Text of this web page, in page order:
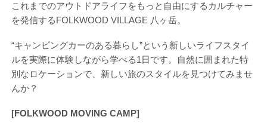
これまでのアウトドアライフをもっと自由にするカルチャー
を発信するFOLKWOOD VILLAGE 八ヶ岳。
“キャンピングカーのある暮らし”という新しいライフスタイ
ルを実際に体験しながら学べる1日です。自然に囲まれた特
別なロケーションで、新しい旅のスタイルを見つけてみませ
んか？
[FOLKWOOD MOVING CAMP]